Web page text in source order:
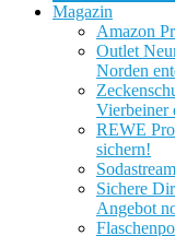
Magazin
Amazon
Outlet
Norden
Vierbeiner
REWE
sichern!
Sichere
Angebot